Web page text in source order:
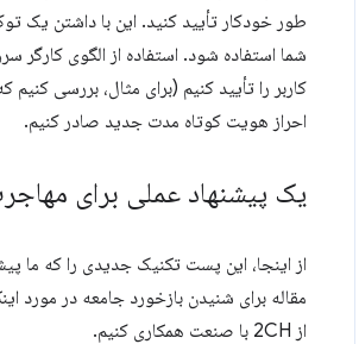
طور خودکار تأیید کنید. این با داشتن یک
شما استفاده شود. استفاده از الگوی
کاربر را تأیید کنیم (برای مثال، بررسی
احراز هویت کوتاه مدت جدید صادر کنیم.
یک پیشنهاد عملی برای
از اینجا، این پست تکنیک جدیدی را که ما
مقاله برای شنیدن بازخورد جامعه در مورد
از 2CH با صنعت همکاری کنیم.